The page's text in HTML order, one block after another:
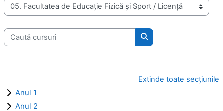
Categorii curs
Caută cursuri
Caută cursuri
Extinde toate secțiunile
Anul 1
Anul 2